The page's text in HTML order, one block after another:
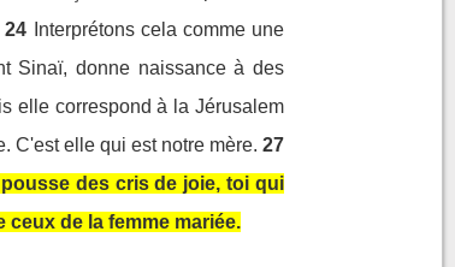
24
Interprétons cela comme une
Sinaï, donne naissance à des
elle correspond à la Jérusalem
C'est elle qui est notre mère. 27
des cris de joie, toi qui
de la femme mariée.